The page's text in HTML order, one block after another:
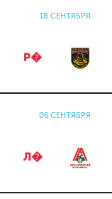
18 СЕНТЯБРЯ
Р�
06 СЕНТЯБРЯ
Л�